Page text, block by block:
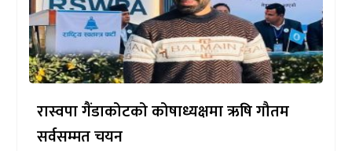
रास्वपा गैंडाकोटको कोषाध्यक्षमा ऋषि गौतम
सर्वसम्मत चयन